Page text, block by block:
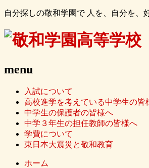
自分探しの敬和学園で 人を、自分を、
menu
入試について
高校進学を考えている中学生の皆
中学生の保護者の皆様へ
中学３年生の担任教師の皆様へ
学費について
東日本大震災と敬和教育
ホーム